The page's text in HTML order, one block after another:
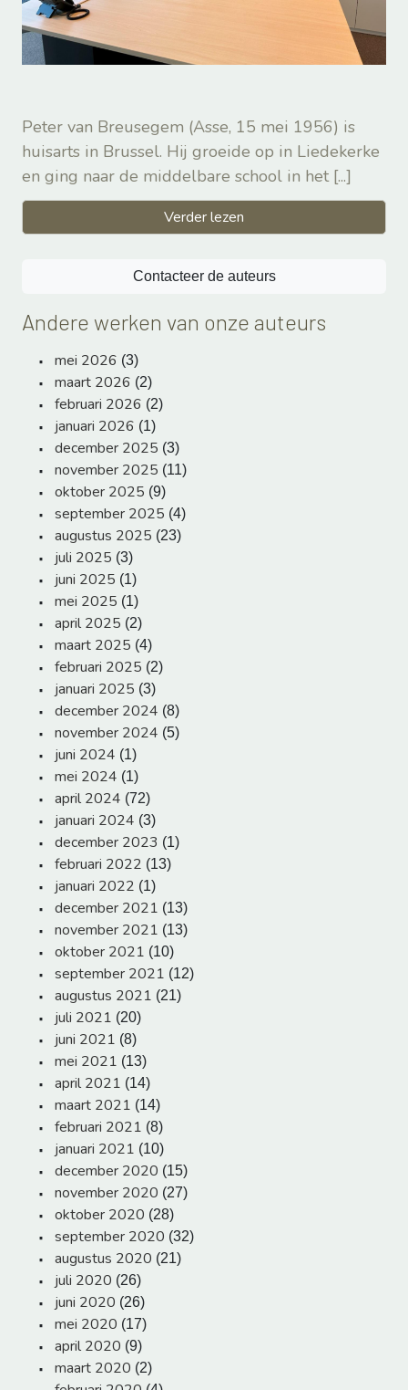
Peter van Breusegem (Asse, 15 mei 1956) is
huisarts in Brussel. Hij groeide op in Liedekerke
en ging naar de middelbare school in het [...]
Verder lezen
Contacteer de auteurs
Andere werken van onze auteurs
mei 2026 (3)
maart 2026 (2)
februari 2026 (2)
januari 2026 (1)
december 2025 (3)
november 2025 (11)
oktober 2025 (9)
september 2025 (4)
augustus 2025 (23)
juli 2025 (3)
juni 2025 (1)
mei 2025 (1)
april 2025 (2)
maart 2025 (4)
februari 2025 (2)
januari 2025 (3)
december 2024 (8)
november 2024 (5)
juni 2024 (1)
mei 2024 (1)
april 2024 (72)
januari 2024 (3)
december 2023 (1)
februari 2022 (13)
januari 2022 (1)
december 2021 (13)
november 2021 (13)
oktober 2021 (10)
september 2021 (12)
augustus 2021 (21)
juli 2021 (20)
juni 2021 (8)
mei 2021 (13)
april 2021 (14)
maart 2021 (14)
februari 2021 (8)
januari 2021 (10)
december 2020 (15)
november 2020 (27)
oktober 2020 (28)
september 2020 (32)
augustus 2020 (21)
juli 2020 (26)
juni 2020 (26)
mei 2020 (17)
april 2020 (9)
maart 2020 (2)